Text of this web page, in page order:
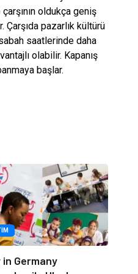
oldukça geniş
pazarlık kültürü
saatlerinde daha
olabilir. Kapanış
başlar.
Germany